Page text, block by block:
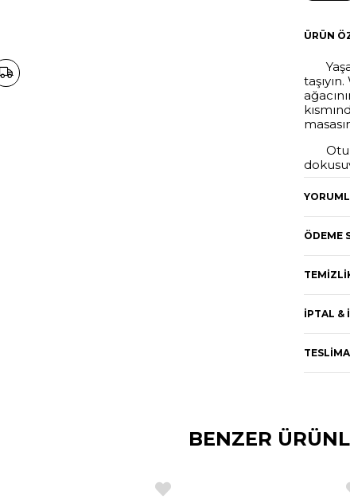
ÜRÜN
için
ÖDEME
İPTAL &
BENZER